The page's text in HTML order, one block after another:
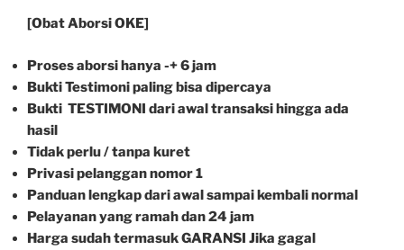
[Obat Aborsi OKE]
Proses aborsi hanya -+ 6 jam
Bukti Testimoni paling bisa dipercaya
Bukti TESTIMONI dari awal transaksi hingga ada
hasil
Tidak perlu / tanpa kuret
Privasi pelanggan nomor 1
Panduan lengkap dari awal sampai kembali normal
Pelayanan yang ramah dan 24 jam
Harga sudah termasuk GARANSI Jika gagal